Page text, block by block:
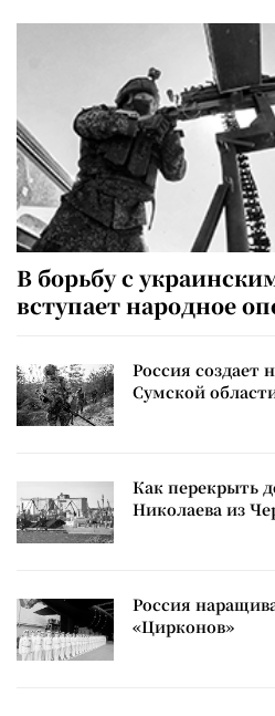
В борьбу с
вступает народное
Россия создает
Сумской
Как перекрыть
Николаева из
Россия
«Цирконов»